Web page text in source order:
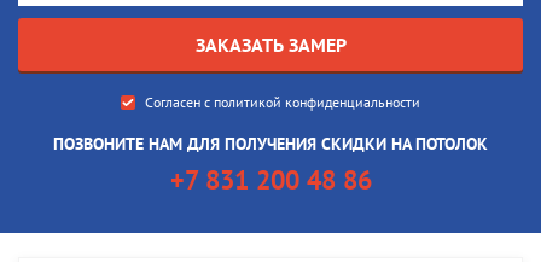
Согласен с политикой конфиденциальности
ПОЗВОНИТЕ НАМ ДЛЯ ПОЛУЧЕНИЯ СКИДКИ НА ПОТОЛОК
+7 831 200 48 86